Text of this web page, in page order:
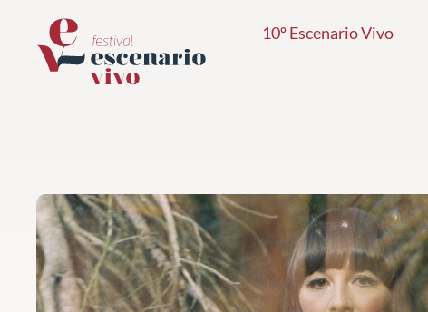
contenido
10º Escenario Vivo